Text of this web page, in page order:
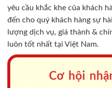
yêu cầu khắc khe của khách
đến cho quý khách hàng sự
lượng dịch vụ, giá thành &
luôn tốt nhất tại Việt Nam.
Cơ hội